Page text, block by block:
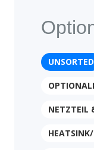
UNSORTED
NETZTEIL